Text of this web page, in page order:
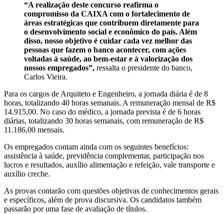
“A realização deste concurso reafirma o
compromisso da CAIXA com o fortalecimento de
áreas estratégicas que contribuem diretamente para
o desenvolvimento social e econômico do país. Além
disso, nosso objetivo é cuidar cada vez melhor das
pessoas que fazem o banco acontecer, com ações
voltadas à saúde, ao bem-estar e à valorização dos
nossos empregados”, ressalta o presidente do banco,
Carlos Vieira.
Para os cargos de Arquiteto e Engenheiro, a jornada diária é de 8
horas, totalizando 40 horas semanais. A remuneração mensal de R$
14.915,00. No caso do médico, a jornada prevista é de 6 horas
diárias, totalizando 30 horas semanais, com remuneração de R$
11.186,00 mensais.
Os empregados contam ainda com os seguintes benefícios:
assistência à saúde, previdência complementar, participação nos
lucros e resultados, auxílio alimentação e refeição, vale transporte e
auxílio creche.
As provas contarão com questões objetivas de conhecimentos gerais
e específicos, além de prova discursiva. Os candidatos também
passarão por uma fase de avaliação de títulos.